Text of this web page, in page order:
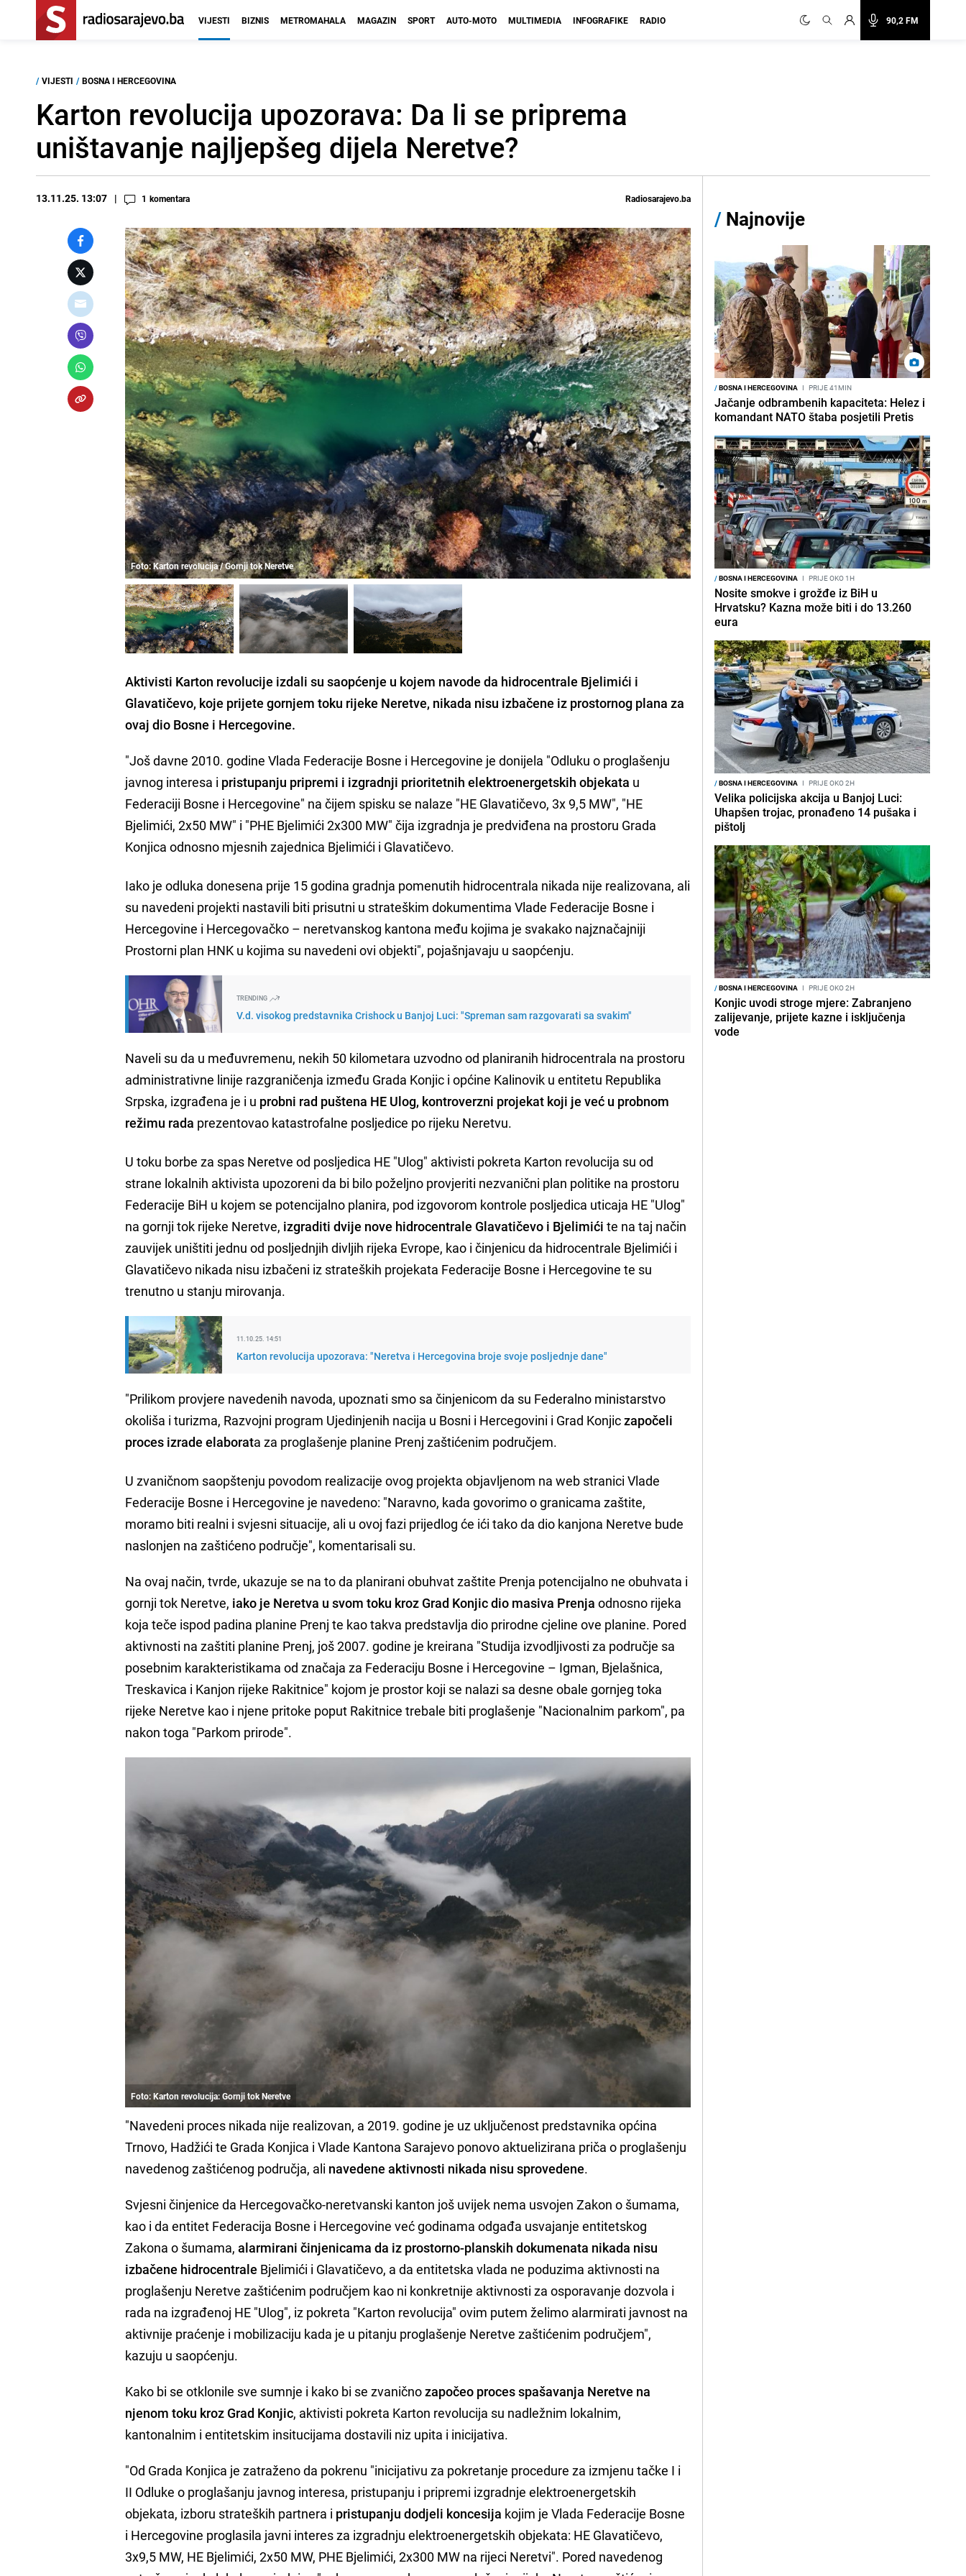
90,2 FM
VIJESTI BIZNIS METROMAHALA MAGAZIN SPORT AUTO-MOTO MULTIMEDIA INFOGRAFIKE RADIO
/ VIJESTI / BOSNA I HERCEGOVINA
Karton revolucija upozorava: Da li se priprema
uništavanje najljepšeg dijela Neretve?
13.11.25. 13:07 1 komentara Radiosarajevo.ba
Foto: Karton revolucija / Gornji tok Neretve
Aktivisti Karton revolucije izdali su saopćenje u kojem navode da hidrocentrale Bjelimići i
Glavatičevo, koje prijete gornjem toku rijeke Neretve, nikada nisu izbačene iz prostornog plana za
ovaj dio Bosne i Hercegovine.
"Još davne 2010. godine Vlada Federacije Bosne i Hercegovine je donijela "Odluku o proglašenju
javnog interesa i pristupanju pripremi i izgradnji prioritetnih elektroenergetskih objekata u
Federaciji Bosne i Hercegovine" na čijem spisku se nalaze "HE Glavatičevo, 3x 9,5 MW", "HE
Bjelimići, 2x50 MW" i "PHE Bjelimići 2x300 MW" čija izgradnja je predviđena na prostoru Grada
Konjica odnosno mjesnih zajednica Bjelimići i Glavatičevo.
Iako je odluka donesena prije 15 godina gradnja pomenutih hidrocentrala nikada nije realizovana, ali
su navedeni projekti nastavili biti prisutni u strateškim dokumentima Vlade Federacije Bosne i
Hercegovine i Hercegovačko – neretvanskog kantona među kojima je svakako najznačajniji
Prostorni plan HNK u kojima su navedeni ovi objekti", pojašnjavaju u saopćenju.
TRENDING
V.d. visokog predstavnika Crishock u Banjoj Luci: "Spreman sam razgovarati sa svakim"
Naveli su da u međuvremenu, nekih 50 kilometara uzvodno od planiranih hidrocentrala na prostoru
administrativne linije razgraničenja između Grada Konjic i općine Kalinovik u entitetu Republika
Srpska, izgrađena je i u probni rad puštena HE Ulog, kontroverzni projekat koji je već u probnom
režimu rada prezentovao katastrofalne posljedice po rijeku Neretvu.
U toku borbe za spas Neretve od posljedica HE "Ulog" aktivisti pokreta Karton revolucija su od
strane lokalnih aktivista upozoreni da bi bilo poželjno provjeriti nezvanični plan politike na prostoru
Federacije BiH u kojem se potencijalno planira, pod izgovorom kontrole posljedica uticaja HE "Ulog"
na gornji tok rijeke Neretve, izgraditi dvije nove hidrocentrale Glavatičevo i Bjelimići te na taj način
zauvijek uništiti jednu od posljednjih divljih rijeka Evrope, kao i činjenicu da hidrocentrale Bjelimići i
Glavatičevo nikada nisu izbačeni iz strateških projekata Federacije Bosne i Hercegovine te su
trenutno u stanju mirovanja.
11.10.25. 14:51
Karton revolucija upozorava: "Neretva i Hercegovina broje svoje posljednje dane"
"Prilikom provjere navedenih navoda, upoznati smo sa činjenicom da su Federalno ministarstvo
okoliša i turizma, Razvojni program Ujedinjenih nacija u Bosni i Hercegovini i Grad Konjiczapočeli
proces izrade elaborata za proglašenje planine Prenj zaštićenim područjem.
U zvaničnom saopštenju povodom realizacije ovog projekta objavljenom na web stranici Vlade
Federacije Bosne i Hercegovine je navedeno: "Naravno, kada govorimo o granicama zaštite,
moramo biti realni i svjesni situacije, ali u ovoj fazi prijedlog će ići tako da dio kanjona Neretve bude
naslonjen na zaštićeno područje", komentarisali su.
Na ovaj način, tvrde, ukazuje se na to da planirani obuhvat zaštite Prenja potencijalno ne obuhvata i
gornji tok Neretve, iako je Neretva u svom toku kroz Grad Konjic dio masiva Prenja odnosno rijeka
koja teče ispod padina planine Prenj te kao takva predstavlja dio prirodne cjeline ove planine. Pored
aktivnosti na zaštiti planine Prenj, još 2007. godine je kreirana "Studija izvodljivosti za područje sa
posebnim karakteristikama od značaja za Federaciju Bosne i Hercegovine – Igman, Bjelašnica,
Treskavica i Kanjon rijeke Rakitnice" kojom je prostor koji se nalazi sa desne obale gornjeg toka
rijeke Neretve kao i njene pritoke poput Rakitnice trebale biti proglašenje "Nacionalnim parkom", pa
nakon toga "Parkom prirode".
Foto: Karton revolucija: Gornji tok Neretve
"Navedeni proces nikada nije realizovan, a 2019. godine je uz uključenost predstavnika općina
Trnovo, Hadžići te Grada Konjica i Vlade Kantona Sarajevo ponovo aktuelizirana priča o proglašenju
navedenog zaštićenog područja, ali navedene aktivnosti nikada nisu sprovedene.
Svjesni činjenice da Hercegovačko-neretvanski kanton još uvijek nema usvojen Zakon o šumama,
kao i da entitet Federacija Bosne i Hercegovine već godinama odgađa usvajanje entitetskog
Zakona o šumama,alarmirani činjenicama da iz prostorno-planskih dokumenata nikada nisu
izbačene hidrocentrale Bjelimići i Glavatičevo, a da entitetska vlada ne poduzima aktivnosti na
proglašenju Neretve zaštićenim područjem kao ni konkretnije aktivnosti za osporavanje dozvola i
rada na izgrađenoj HE "Ulog", iz pokreta "Karton revolucija" ovim putem želimo alarmirati javnost na
aktivnije praćenje i mobilizaciju kada je u pitanju proglašenje Neretve zaštićenim područjem",
kazuju u saopćenju.
Kako bi se otklonile sve sumnje i kako bi se zvaničnozapočeo proces spašavanja Neretve na
njenom toku kroz Grad Konjic, aktivisti pokreta Karton revolucija su nadležnim lokalnim,
kantonalnim i entitetskim insitucijama dostavili niz upita i inicijativa.
"Od Grada Konjica je zatraženo da pokrenu "inicijativu za pokretanje procedure za izmjenu tačke I i
II Odluke o proglašanju javnog interesa, pristupanju i pripremi izgradnje elektroenergetskih
objekata, izboru strateških partnera i pristupanju dodjeli koncesija kojim je Vlada Federacije Bosne
i Hercegovine proglasila javni interes za izgradnju elektroenergetskih objekata: HE Glavatičevo,
3x9,5 MW, HE Bjelimići, 2x50 MW, PHE Bjelimići, 2x300 MW na rijeci Neretvi". Pored navedenog
/ Najnovije
/BOSNA I HERCEGOVINA I PRIJE 41MIN
Jačanje odbrambenih kapaciteta: Helez i
komandant NATO štaba posjetili Pretis
/BOSNA I HERCEGOVINA I PRIJE OKO 1H
Nosite smokve i grožđe iz BiH u
Hrvatsku? Kazna može biti i do 13.260
eura
/BOSNA I HERCEGOVINA I PRIJE OKO 2H
Velika policijska akcija u Banjoj Luci:
Uhapšen trojac, pronađeno 14 pušaka i
pištolj
/BOSNA I HERCEGOVINA I PRIJE OKO 2H
Konjic uvodi stroge mjere: Zabranjeno
zalijevanje, prijete kazne i isključenja
vode